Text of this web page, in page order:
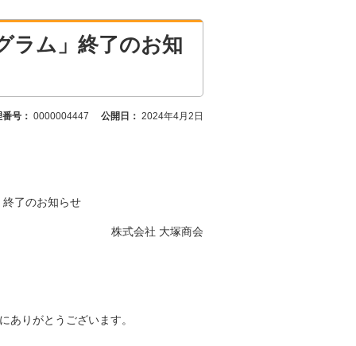
ラム」終了のお知
号： 0000004447 公開日： 2024年4月2日
終了のお知らせ
株式会社 大塚商会
ありがとうございます。